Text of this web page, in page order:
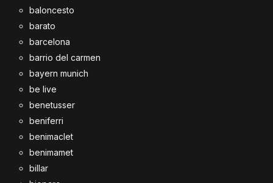
baloncesto
barato
barcelona
barrio del carmen
bayern munich
be live
benetusser
beniferri
benimaclet
benimamet
billar